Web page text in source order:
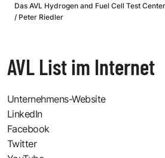
Das AVL Hydrogen and Fuel Cell Test
/ Peter Riedler
AVL List im Internet
Unternehmens-Website
LinkedIn
Facebook
Twitter